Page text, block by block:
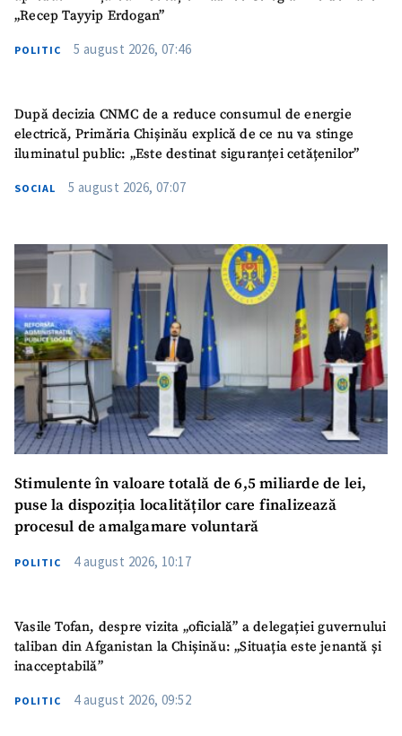
„Recep Tayyip Erdogan”
POLITIC 5 august 2026, 07:46
După decizia CNMC de a reduce consumul de energie
electrică, Primăria Chișinău explică de ce nu va stinge
iluminatul public: „Este destinat siguranței cetățenilor”
SOCIAL 5 august 2026, 07:07
Stimulente în valoare totală de 6,5 miliarde de lei,
puse la dispoziția localităților care finalizează
procesul de amalgamare voluntară
POLITIC 4 august 2026, 10:17
Vasile Tofan, despre vizita „oficială” a delegației guvernului
taliban din Afganistan la Chișinău: „Situația este jenantă și
inacceptabilă”
POLITIC 4 august 2026, 09:52